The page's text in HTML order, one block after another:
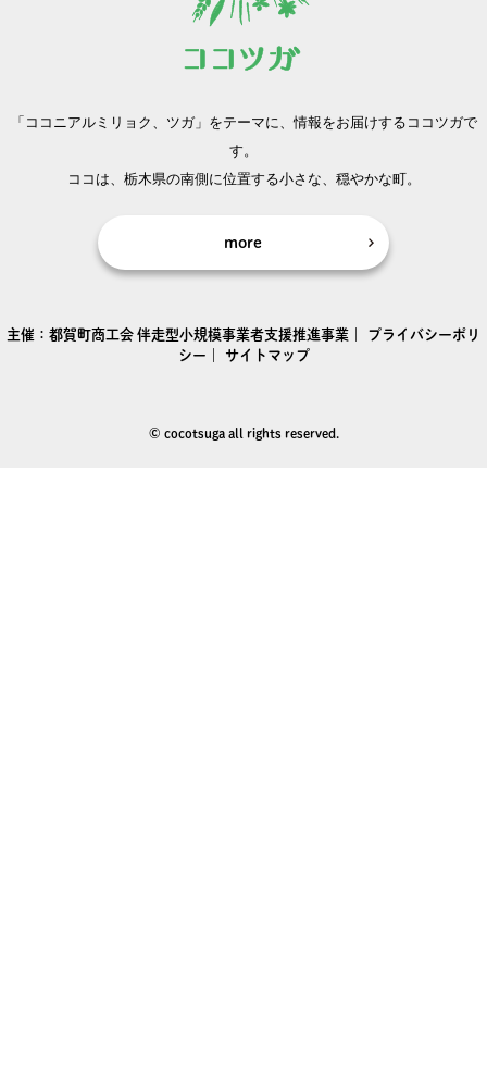
「ココニアルミリョク、ツガ」をテーマに、情報をお届けするココツガで
す。
ココは、栃木県の南側に位置する小さな、穏やかな町。
more
主催： 都賀町商工会 伴走型小規模事業者支援推進事業｜
プライバシーポリ
シー
サイトマップ
© cocotsuga all rights reserved.